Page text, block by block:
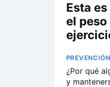
Esta
el
PREVENCIÓN
¿Por qué
y